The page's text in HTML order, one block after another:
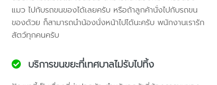
แมว ไปกับรถขนของได้เลยครับ หรือถ้าลูกค้านั่งไปกับรถขน
ของด้วย ก็สามารถนำน้องนั่งหน้าไปได้นะครับ พนักงานเรารัก
สัตว์ทุกคนครับ
บริการขนขยะที่เทศบาลไม่รับไปทิ้ง